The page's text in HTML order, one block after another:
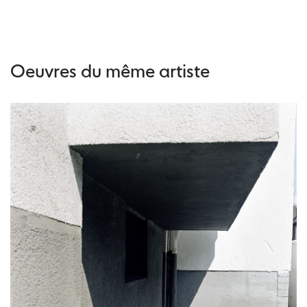
Oeuvres du même artiste